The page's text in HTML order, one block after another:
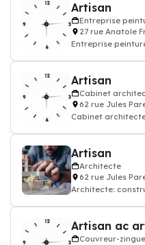
Artisan
Entreprise
27 rue Anatole
Entreprise
Artisan
Cabinet
62 rue Jules
Cabinet
Artisan
Architecte
62 rue Jules
Architecte:
Artisan ac
Couvreur-